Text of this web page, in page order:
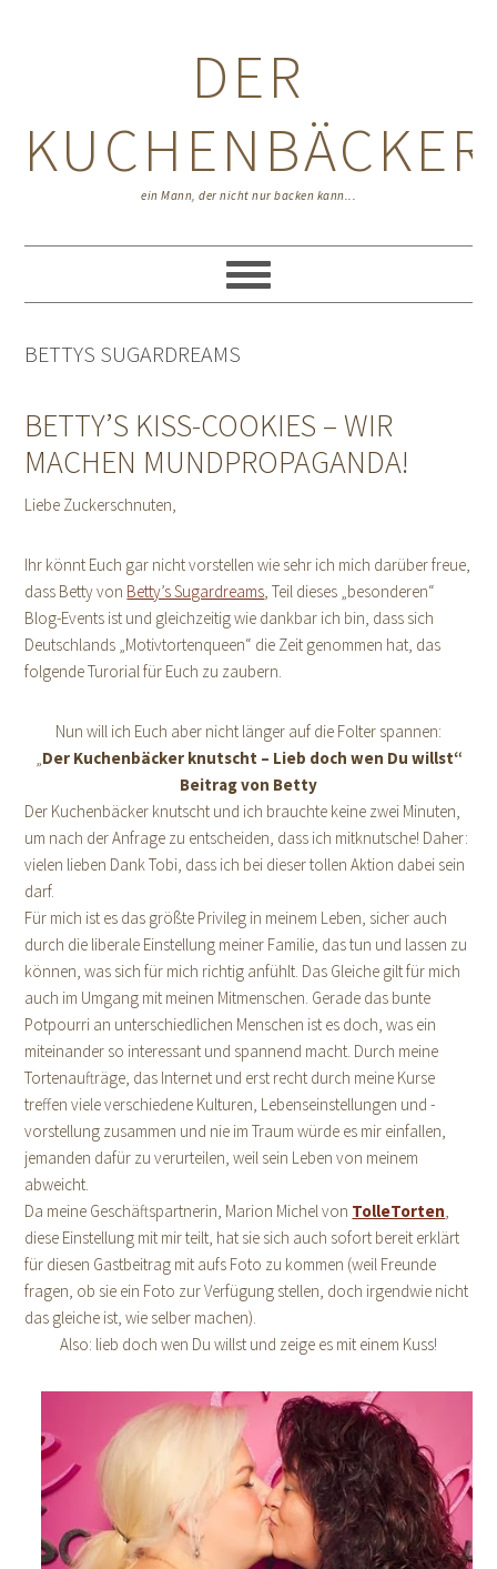
DER
KUCHENBÄCKER
ein Mann, der nicht nur backen kann...
BETTYS SUGARDREAMS
BETTY’S KISS-COOKIES – WIR
MACHEN MUNDPROPAGANDA!
Liebe Zuckerschnuten,
Ihr könnt Euch gar nicht vorstellen wie sehr ich mich darüber freue,
dass Betty von Betty’s Sugardreams, Teil dieses „besonderen“
Blog-Events ist und gleichzeitig wie dankbar ich bin, dass sich
Deutschlands „Motivtortenqueen“ die Zeit genommen hat, das
folgende Turorial für Euch zu zaubern.
Nun will ich Euch aber nicht länger auf die Folter spannen:
„Der Kuchenbäcker knutscht – Lieb doch wen Du willst“
Beitrag von Betty
Der Kuchenbäcker knutscht und ich brauchte keine zwei Minuten,
um nach der Anfrage zu entscheiden, dass ich mitknutsche! Daher:
vielen lieben Dank Tobi, dass ich bei dieser tollen Aktion dabei sein
darf.
Für mich ist es das größte Privileg in meinem Leben, sicher auch
durch die liberale Einstellung meiner Familie, das tun und lassen zu
können, was sich für mich richtig anfühlt. Das Gleiche gilt für mich
auch im Umgang mit meinen Mitmenschen. Gerade das bunte
Potpourri an unterschiedlichen Menschen ist es doch, was ein
miteinander so interessant und spannend macht. Durch meine
Tortenaufträge, das Internet und erst recht durch meine Kurse
treffen viele verschiedene Kulturen, Lebenseinstellungen und -
vorstellung zusammen und nie im Traum würde es mir einfallen,
jemanden dafür zu verurteilen, weil sein Leben von meinem
abweicht.
Da meine Geschäftspartnerin, Marion Michel von TolleTorten,
diese Einstellung mit mir teilt, hat sie sich auch sofort bereit erklärt
für diesen Gastbeitrag mit aufs Foto zu kommen (weil Freunde
fragen, ob sie ein Foto zur Verfügung stellen, doch irgendwie nicht
das gleiche ist, wie selber machen).
Also: lieb doch wen Du willst und zeige es mit einem Kuss!